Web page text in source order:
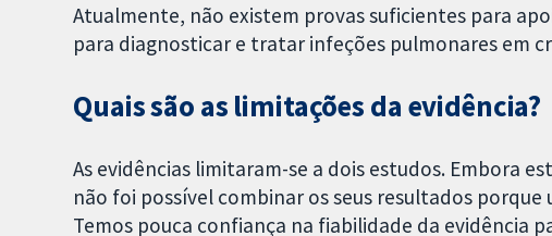
Atualmente, não existem provas suficientes para
para diagnosticar e tratar infeções pulmonares em
Quais são as limitações da evidência?
As evidências limitaram-se a dois estudos. Embora
não foi possível combinar os seus resultados
Temos pouca confiança na fiabilidade da evidência